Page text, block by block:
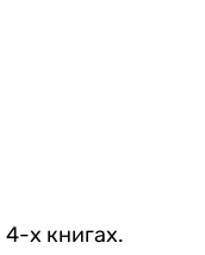
х книгах.